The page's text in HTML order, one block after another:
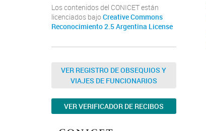
Los contenidos del CONICET están
licenciados bajo Creative Commons
Reconocimiento 2.5 Argentina License
VER REGISTRO DE OBSEQUIOS Y
VIAJES DE FUNCIONARIOS
VER VERIFICADOR DE RECIBOS